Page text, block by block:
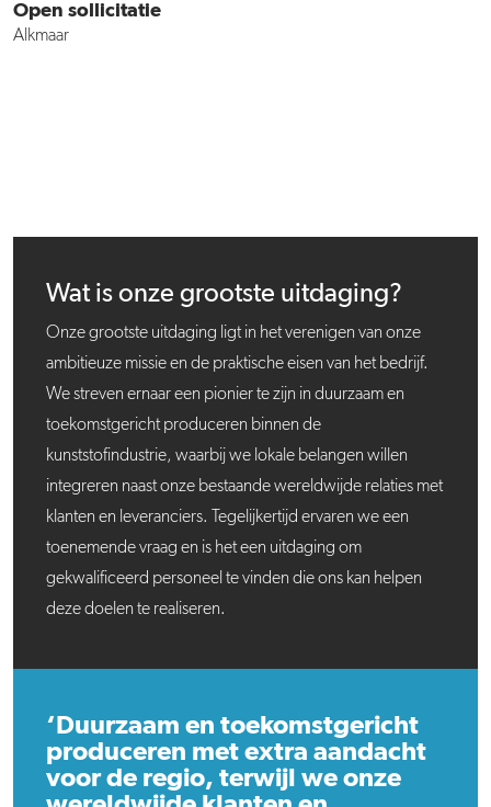
Open sollicitatie
Alkmaar
Wat is onze grootste uitdaging?
Onze grootste uitdaging ligt in het verenigen van onze
ambitieuze missie en de praktische eisen van het bedrijf.
We streven ernaar een pionier te zijn in duurzaam en
toekomstgericht produceren binnen de
kunststofindustrie, waarbij we lokale belangen willen
integreren naast onze bestaande wereldwijde relaties met
klanten en leveranciers. Tegelijkertijd ervaren we een
toenemende vraag en is het een uitdaging om
gekwalificeerd personeel te vinden die ons kan helpen
deze doelen te realiseren.
‘Duurzaam en toekomstgericht
produceren met extra aandacht
voor de regio, terwijl we onze